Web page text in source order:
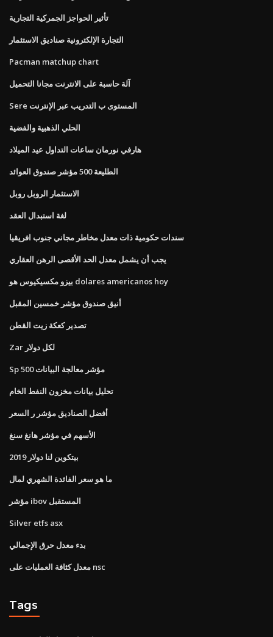
تأثير الحواجز الجمركية التجارية
التجارة الإلكترونية صناديق الاستثمار
Pacman matchup chart
آلة حاسبة على الانترنت مجانا التحميل
Sere المستوى ب التدريب عبر الإنترنت
الحلي الذهبية والفضية
هارفي نورمان ساعات التداول عيد الميلاد
الطليعة 500 مؤشر صندوق العوائد
الاستثمار الروبل روبل
لغة استبدال العقد
سندات حكومية ذات معدل مخاطر مجاني جنوب افريقيا
يجب أن يشمل معدل الحد الأقصى الرهن العقاري
بيزو مكسيكيوس هو dolares americanos hoy
أنيق صندوق مؤشر خمسين المقبل
تصدير كعكة زيت القطن
Zar لكل دولار
Sp 500 مؤشر معالجة البيانات
تحليل بيانات مخزون النفط الخام
أفضل الصناديق مؤشر ر السعر
الأسهم في مؤشر هانغ سنغ
بيتكوين لنا دولار 2019
ما هو سعر الفائدة الشهري لمال
مؤشر ibov المستقبل
Silver etfs asx
بدء معدل حرق الإجمالي
معدل كثافة العمليات على nsc
Tags